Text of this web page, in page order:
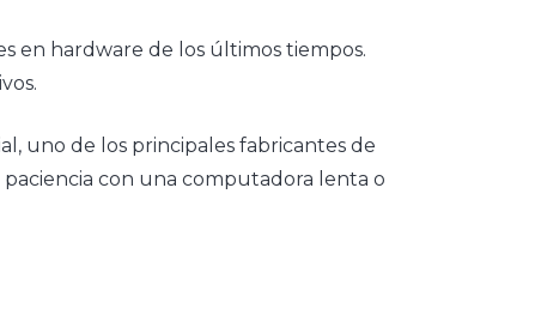
en hardware de los últimos tiempos.
uno de los principales fabricantes de
con una computadora lenta o